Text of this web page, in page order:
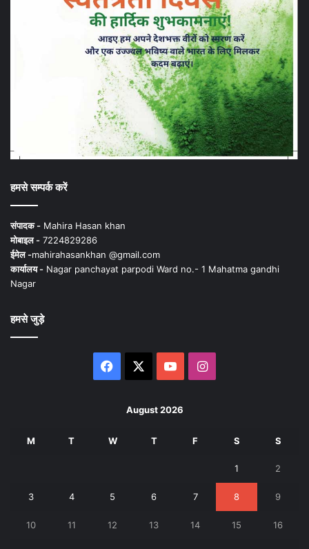
हमसे सम्पर्क करें
संपादक - Mahira Hasan khan
मोबाइल - 7224829286
ईमेल -mahirahasankhan @gmail.com
कार्यालय - Nagar panchayat parpodi Ward no.- 1 Mahatma gandhi
Nagar
हमसे जुड़े
Facebook YouTubeInstagram
August 2026
M T W T F S S
1 2
3 4 5 6 7 8 9
10 11 12 13 14 15 16